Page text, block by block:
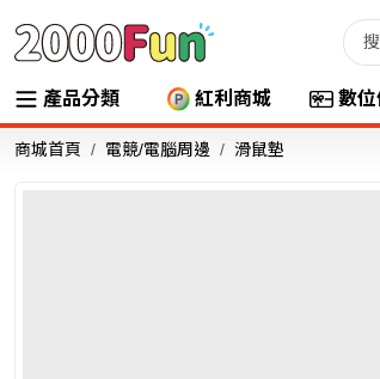
產品分類 紅利商城 數
商城首頁 電競/電腦周邊 滑鼠墊